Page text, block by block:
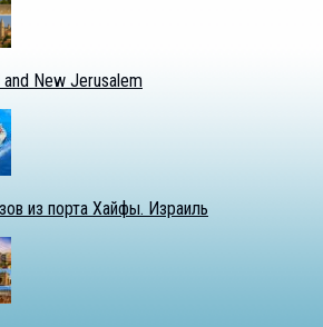
New Jerusalem
из порта Хайфы. Израиль